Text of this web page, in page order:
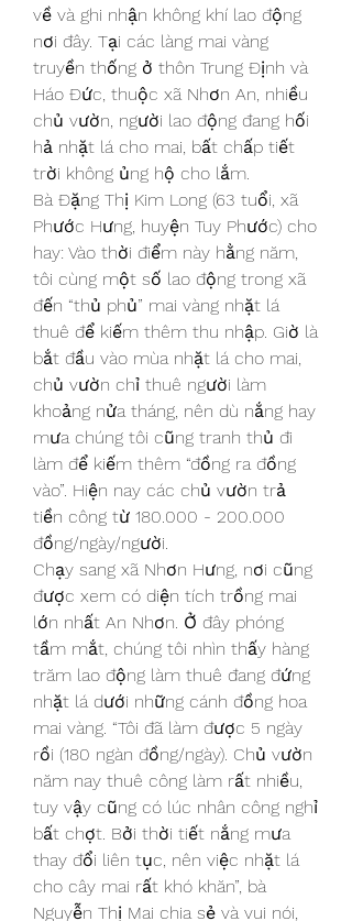
về và ghi nhận không khí lao động
nơi đây. Tại các làng mai vàng
truyền thống ở thôn Trung Định và
Háo Đức, thuộc xã Nhơn An, nhiều
chủ vườn, người lao động đang hối
hả nhặt lá cho mai, bất chấp tiết
trời không ủng hộ cho lắm.
Bà Đặng Thị Kim Long (63 tuổi, xã
Phước Hưng, huyện Tuy Phước) cho
hay: Vào thời điểm này hằng năm,
tôi cùng một số lao động trong xã
đến “thủ phủ” mai vàng nhặt lá
thuê để kiếm thêm thu nhập. Giờ là
bắt đầu vào mùa nhặt lá cho mai,
chủ vườn chỉ thuê người làm
khoảng nửa tháng, nên dù nắng hay
mưa chúng tôi cũng tranh thủ đi
làm để kiếm thêm “đồng ra đồng
vào”. Hiện nay các chủ vườn trả
tiền công từ 180.000 - 200.000
đồng/ngày/người.
Chạy sang xã Nhơn Hưng, nơi cũng
được xem có diện tích trồng mai
lớn nhất An Nhơn. Ở đây phóng
tầm mắt, chúng tôi nhìn thấy hàng
trăm lao động làm thuê đang đứng
nhặt lá dưới những cánh đồng hoa
mai vàng. “Tôi đã làm được 5 ngày
rồi (180 ngàn đồng/ngày). Chủ vườn
năm nay thuê công làm rất nhiều,
tuy vậy cũng có lúc nhân công nghỉ
bất chợt. Bởi thời tiết nắng mưa
thay đổi liên tục, nên việc nhặt lá
cho cây mai rất khó khăn”, bà
Nguyễn Thị Mai chia sẻ và vui nói,